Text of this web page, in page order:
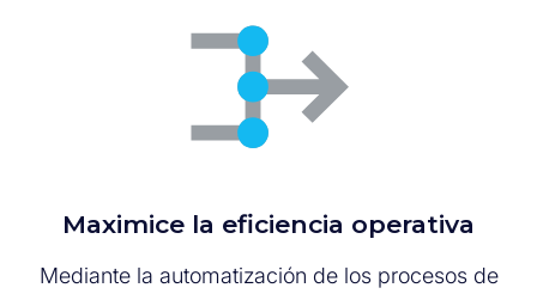
Maximice la eficiencia operativa
Mediante la automatización de los procesos de